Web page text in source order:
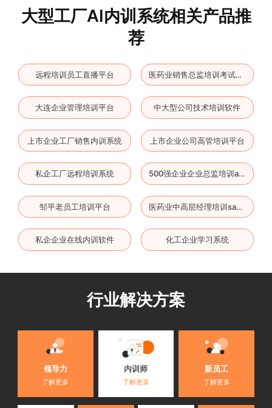
大型工厂AI内训系统相关产品推
荐
远程培训员工直播平台 医药业销售总监培训考试系统
大连企业管理培训平台 中大型公司技术培训软件
上市企业工厂销售内训系统 上市企业公司高管培训平台
私企工厂远程培训系统 500强企业企业总监培训app
邹平老员工培训平台 医药业中高层经理培训saas平台
私企企业在线内训软件 化工企业学习系统
行业解决方案
领导力
了解更多
内训师
了解更多
新员工
了解更多